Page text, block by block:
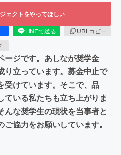
ェクトをやってほしい
LINEで送る
URLコピー
ージです。あしなが奨学金
り立っています。募金中止で
受けています。そこで、品
ている私たちも立ち上がりま
んな奨学生の現状を当事者と
協力をお願いしています。